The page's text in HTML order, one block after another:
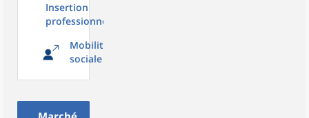
Insertion
professionnelle
Mobilité
sociale